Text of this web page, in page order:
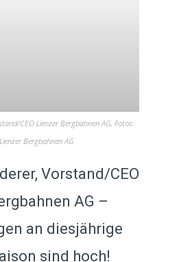
CEO Lienzer Bergbahnen AG, Fotos:
Lienzer Bergbahnen AG
Vorstand/CEO
AG –
an diesjährige
sind hoch!